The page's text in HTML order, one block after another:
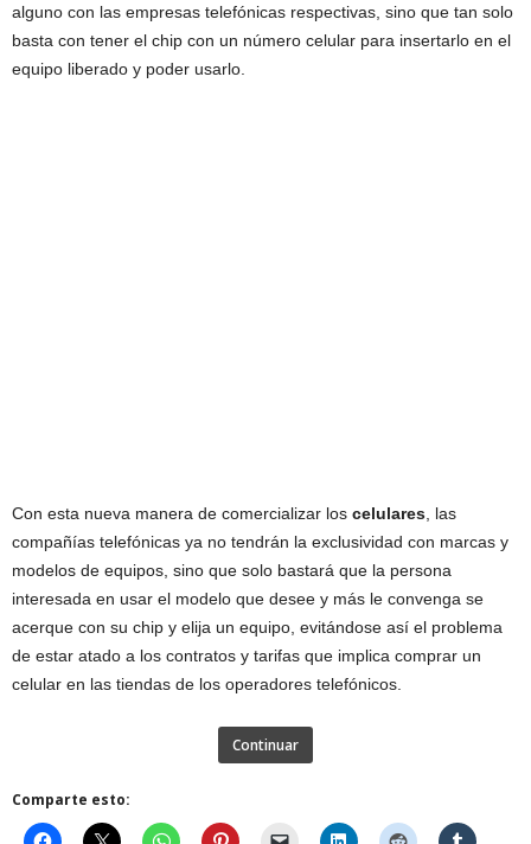
alguno con las empresas telefónicas respectivas, sino que tan solo
basta con tener el chip con un número celular para insertarlo en el
equipo liberado y poder usarlo.
Con esta nueva manera de comercializar los celulares , las
compañías telefónicas ya no tendrán la exclusividad con marcas y
modelos de equipos, sino que solo bastará que la persona
interesada en usar el modelo que desee y más le convenga se
acerque con su chip y elija un equipo, evitándose así el problema
de estar atado a los contratos y tarifas que implica comprar un
celular en las tiendas de los operadores telefónicos.
Continuar
Comparte esto: